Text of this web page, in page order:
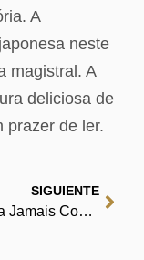
A
neste
magistral. A
deliciosa de
prazer de ler.
SIGUIENTE
Eu Nunca Jamais Comerei Tomate | Acesso Grátis a Livros